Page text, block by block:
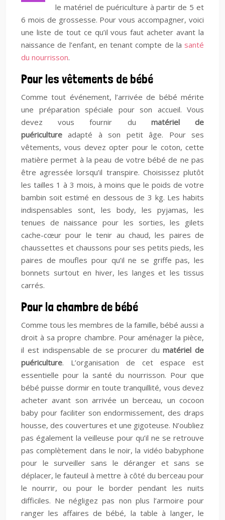
le matériel de puériculture à partir de 5 et
6 mois de grossesse. Pour vous accompagner, voici
une liste de tout ce qu’il vous faut acheter avant la
naissance de l’enfant, en tenant compte de la santé
du nourrisson.
Pour les vêtements de bébé
Comme tout événement, l’arrivée de bébé mérite
une préparation spéciale pour son accueil. Vous
devez vous fournir du matériel de
puériculture adapté à son petit âge. Pour ses
vêtements, vous devez opter pour le coton, cette
matière permet à la peau de votre bébé de ne pas
être agressée lorsqu’il transpire. Choisissez plutôt
les tailles 1 à 3 mois, à moins que le poids de votre
bambin soit estimé en dessous de 3 kg. Les habits
indispensables sont, les body, les pyjamas, les
tenues de naissance pour les sorties, les gilets
cache-cœur pour le tenir au chaud, les paires de
chaussettes et chaussons pour ses petits pieds, les
paires de moufles pour qu’il ne se griffe pas, les
bonnets surtout en hiver, les langes et les tissus
carrés.
Pour la chambre de bébé
Comme tous les membres de la famille, bébé aussi a
droit à sa propre chambre. Pour aménager la pièce,
il est indispensable de se procurer dumatériel de
puériculture. L’organisation de cet espace est
essentielle pour la santé du nourrisson. Pour que
bébé puisse dormir en toute tranquillité, vous devez
acheter avant son arrivée un berceau, un cocoon
baby pour faciliter son endormissement, des draps
housse, des couvertures et une gigoteuse. N’oubliez
pas également la veilleuse pour qu’il ne se retrouve
pas complètement dans le noir, la vidéo babyphone
pour le surveiller sans le déranger et sans se
déplacer, le fauteuil à mettre à côté du berceau pour
le nourrir, ou pour le border pendant les nuits
difficiles. Ne négligez pas non plus l’armoire pour
ranger les affaires de bébé, la table à langer, le